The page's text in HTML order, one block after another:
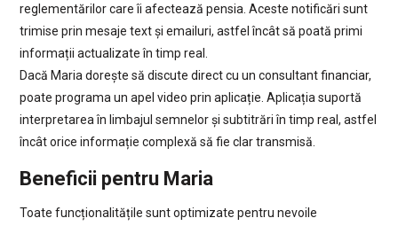
reglementărilor care îi afectează pensia. Aceste notificări sunt
trimise prin mesaje text și emailuri, astfel încât să poată primi
informații actualizate în timp real.
Dacă Maria dorește să discute direct cu un consultant financiar,
poate programa un apel video prin aplicație. Aplicația suportă
interpretarea în limbajul semnelor și subtitrări în timp real, astfel
încât orice informație complexă să fie clar transmisă.
Beneficii pentru Maria
Toate funcționalitățile sunt optimizate pentru nevoile